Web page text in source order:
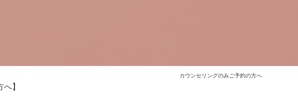
】
カウンセリングのみご予約の方へ